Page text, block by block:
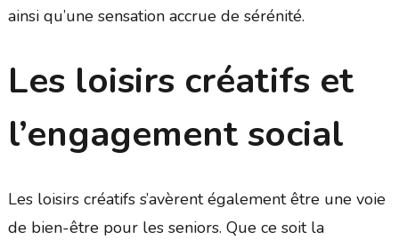
ainsi qu’une sensation accrue de sérénité.
Les loisirs créatifs et
l’engagement social
Les loisirs créatifs s’avèrent également être une voie
de bien-être pour les seniors. Que ce soit la